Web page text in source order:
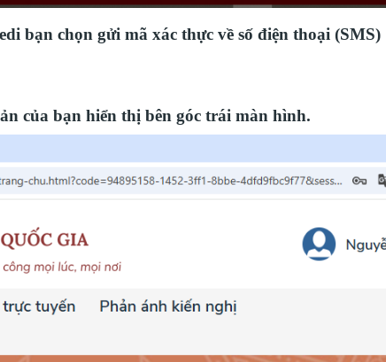
bạn chọn gửi mã xác thực về số điện thoại (SMS)
của bạn hiển thị bên góc trái màn hình.